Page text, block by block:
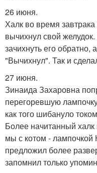
26 июня.
Халк во время
вычихнул свой
зачихнуть его
"Вычихнул". Так и
27 июня.
Зинаида Захаровна
перегоревшую
как того шибануло
Более начитанный
мы с котом - лампочкой
предложил более
запомнил только